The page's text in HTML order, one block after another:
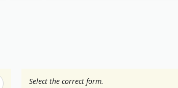
Select the correct form.